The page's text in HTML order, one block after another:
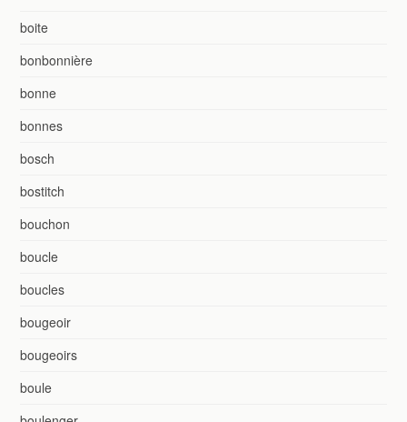
boite
bonbonnière
bonne
bonnes
bosch
bostitch
bouchon
boucle
boucles
bougeoir
bougeoirs
boule